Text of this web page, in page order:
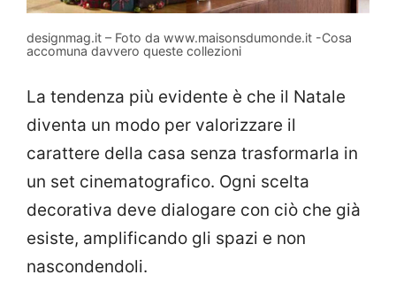
designmag.it – Foto da www.maisonsdumonde.it -Cosa
accomuna davvero queste collezioni
La tendenza più evidente è che il Natale
diventa un modo per valorizzare il
carattere della casa senza trasformarla in
un set cinematografico. Ogni scelta
decorativa deve dialogare con ciò che già
esiste, amplificando gli spazi e non
nascondendoli.